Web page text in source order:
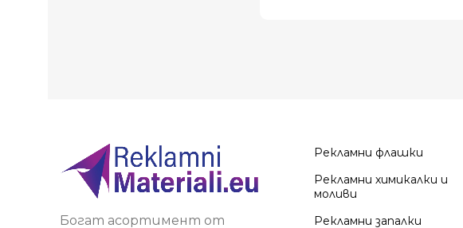
Богат асортимент от
Рекламни флашки
Рекламни химикалки и
моливи
Рекламни запалки